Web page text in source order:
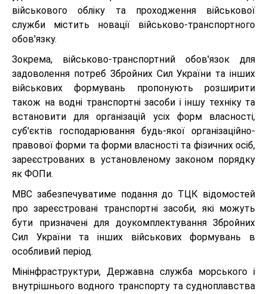
військового обліку та проходження військової
служби містить новації військово-транспортного
обов'язку.
Зокрема, військово-транспортний обов'язок для
задоволення потреб Збройних Сил України та інших
військових формувань пропонують розширити
також на водні транспортні засоби і іншу техніку та
встановити для організацій усіх форм власності,
суб'єктів господарювання будь-якої організаційно-
правової форми та форми власності та фізичних осіб,
зареєстрованих в установленому законом порядку
як ФОПи.
МВС забезпечуватиме подання до ТЦК відомостей
про зареєстровані транспортні засоби, які можуть
бути призначені для доукомплектування Збройних
Сил України та інших військових формувань в
особливий період.
Мінінфраструктури, Державна служба морського і
внутрішнього водного транспорту та судноплавства